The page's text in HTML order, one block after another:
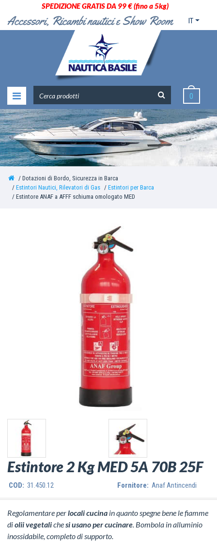
SPEDIZIONE GRATIS DA 99 € (fino a 5kg)
IT
0
Dotazioni di Bordo, Sicurezza in Barca
Estintori Nautici, Rilevatori di Gas
Estintori per Barca
Estintore ANAF a AFFF schiuma omologato MED
Estintore 2 Kg MED 5A 70B 25F
COD: 31.450.12 Fornitore: Anaf Antincendi
Regolamentare perlocali cucina in quanto spegne bene le fiamme
diolii vegetalichesi usano per cucinare . Bombola in alluminio
inossidabile, completo di supporto.